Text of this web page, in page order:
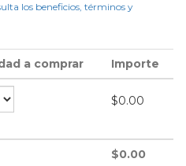
los beneficios, términos y
a comprar Importe
$0.00
$0.00